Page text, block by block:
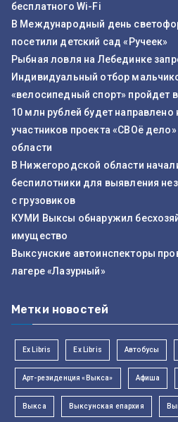
бесплатного Wi-Fi
В Международный день
посетили детский сад «Ручеек»
Рыбная ловля на Лебединке
Индивидуальный отбор
«велосипедный спорт» пройдет
10 млн рублей будет
участников проекта «СВОё
области
В Нижегородской области
беспилотники для выявления
с грузовиков
КУМИ Выксы обнаружил
имущество
Выксунские автоинспекторы
лагере «Лазурный»
Метки новостей
Ex Libris Ex Libris Автобусы
Арт-резиденция «Выкса» Афиша
Выкса Выксунская епархия